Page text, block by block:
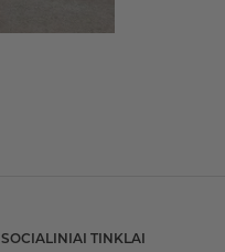
SOCIALINIAI TINKLAI